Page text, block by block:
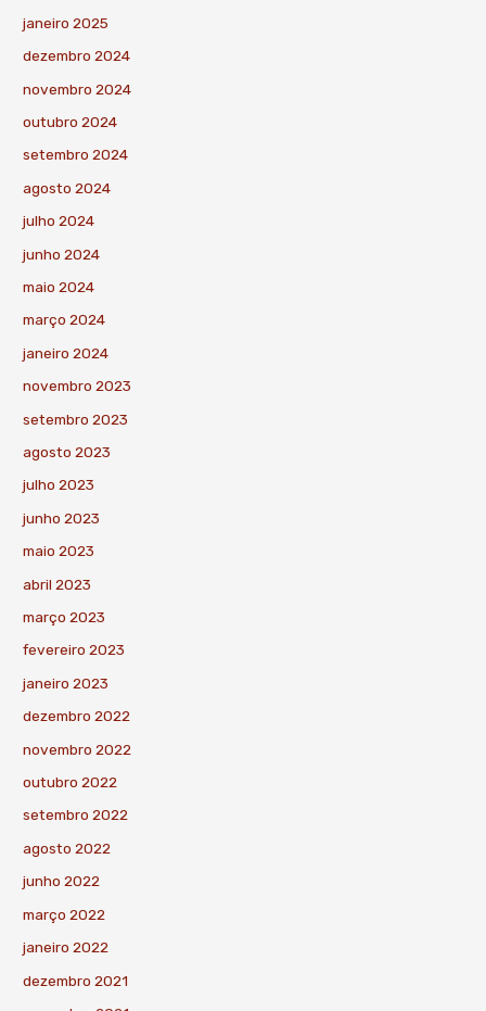
janeiro 2025
dezembro 2024
novembro 2024
outubro 2024
setembro 2024
agosto 2024
julho 2024
junho 2024
maio 2024
março 2024
janeiro 2024
novembro 2023
setembro 2023
agosto 2023
julho 2023
junho 2023
maio 2023
abril 2023
março 2023
fevereiro 2023
janeiro 2023
dezembro 2022
novembro 2022
outubro 2022
setembro 2022
agosto 2022
junho 2022
março 2022
janeiro 2022
dezembro 2021